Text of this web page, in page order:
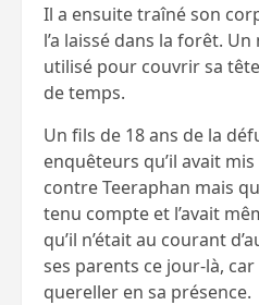
Il a ensuite traîné son
l’a laissé dans la forêt.
utilisé pour couvrir sa
de temps.
Un fils de 18 ans de la
enquêteurs qu’il avait
contre Teeraphan mais
tenu compte et l’avait
qu’il n’était au courant
ses parents ce jour-là, car
quereller en sa présence.